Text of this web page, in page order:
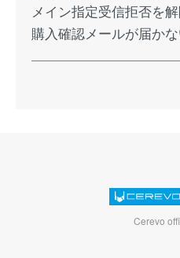
メイン指定受信拒否を
購入確認メールが届かな
Cerevo